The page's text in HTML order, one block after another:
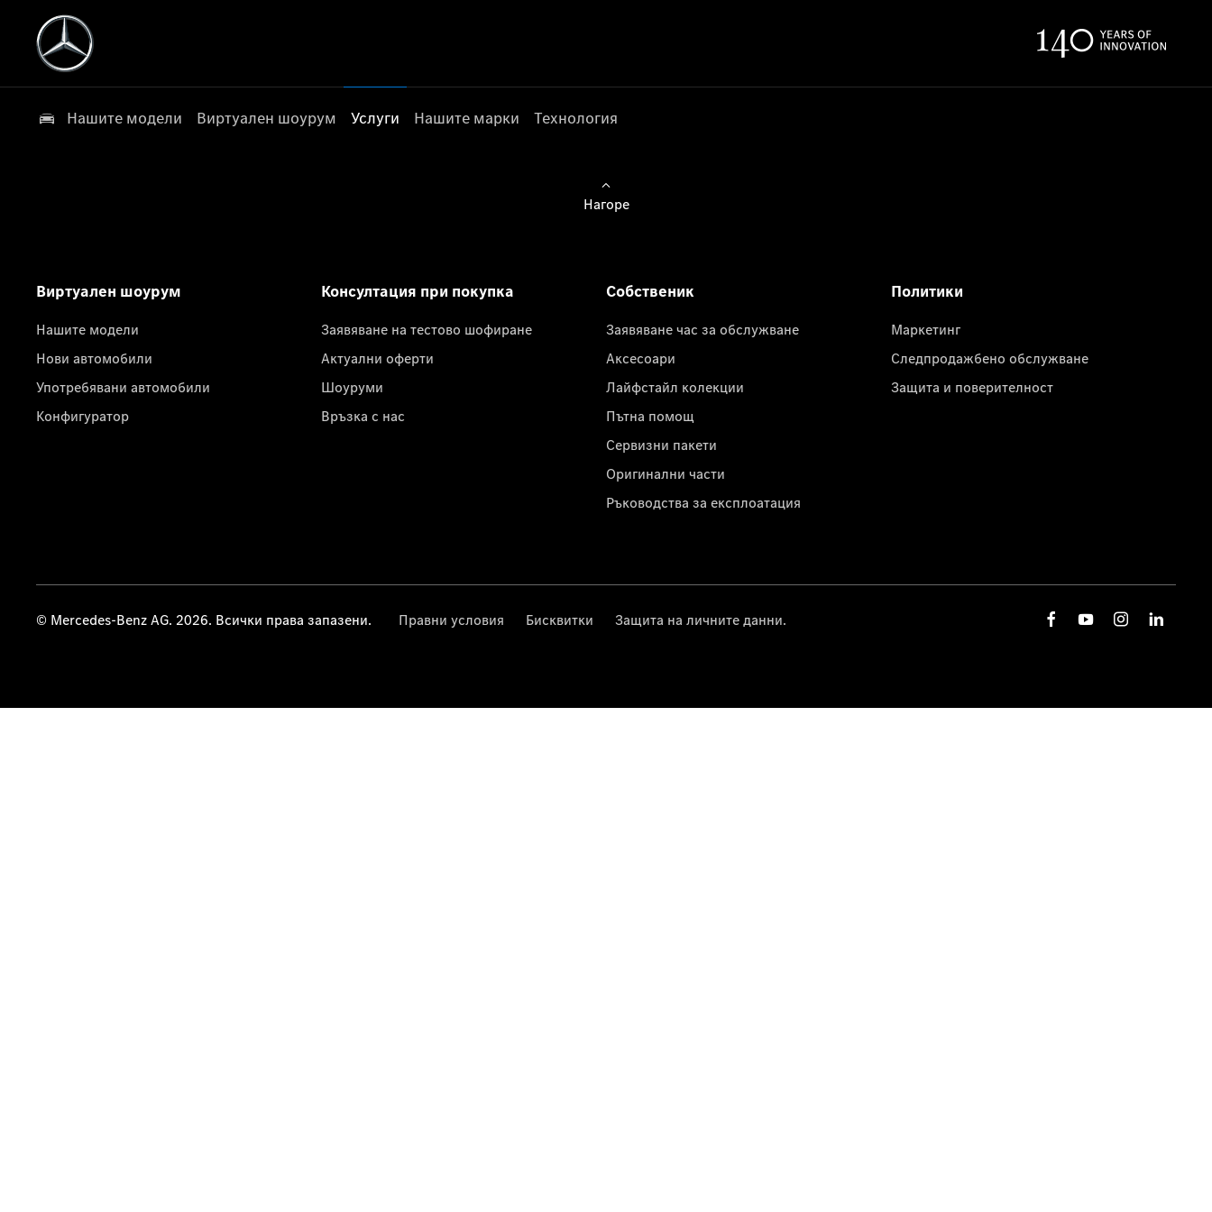
Нашите модели Виртуален шоурум Услуги Нашите марки Технология
Нагоре
Виртуален шоурум
Нашите модели
Нови автомобили
Употребявани автомобили
Конфигуратор
Консултация при покупка
Заявяване на тестово шофиране
Актуални оферти
Шоуруми
Връзка с нас
Собственик
Заявяване час за обслужване
Аксесоари
Лайфстайл колекции
Пътна помощ
Сервизни пакети
Оригинални части
Ръководства за експлоатация
Политики
Маркетинг
Следпродажбено обслужване
Защита и поверителност
© Mercedes-Benz AG. 2026. Всички права запазени. Правни условия Бисквитки Защита на личните данни.